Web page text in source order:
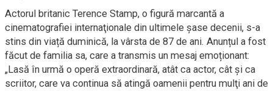
Actorul britanic Terence Stamp, o figură marcantă a
cinematografiei internaţionale din ultimele șase decenii, s-a
stins din viață duminică, la vârsta de 87 de ani. Anunțul a fost
făcut de familia sa, care a transmis un mesaj emoționant:
„Lasă în urmă o operă extraordinară, atât ca actor, cât şi ca
scriitor, care va continua să atingă oamenii pentru mulţi ani de